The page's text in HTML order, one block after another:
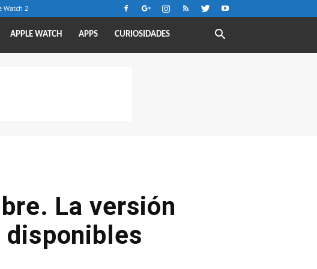
Watch 2
APPLE WATCH APPS CURIOSIDADES
La versión
disponibles